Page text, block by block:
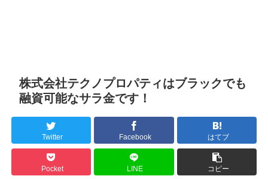
株式会社テクノプロパティはブラックでも
融資可能なサラ金です！
Twitter Facebook はてブ
Pocket LINE コピー